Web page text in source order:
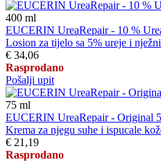
400 ml
EUCERIN UreaRepair - 10 %
Losion za tijelo sa 5% ureje i
€ 34,06
Rasprodano
Pošalji upit
75 ml
EUCERIN UreaRepair - Original
Krema za njegu suhe i ispucale
€ 21,19
Rasprodano